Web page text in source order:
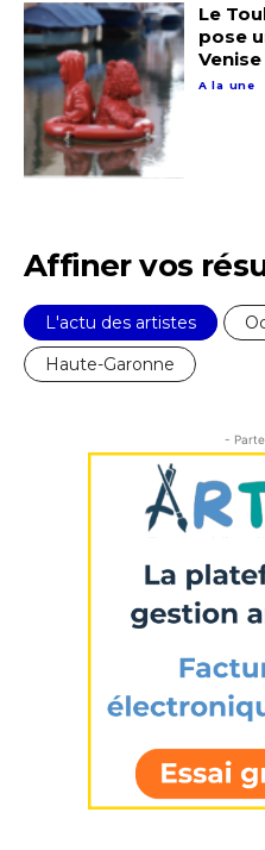
Nom
Prénom
* Champ obligatoire
Adresse email*
Nom
Prénom
J'accepte lestermes et
* Champ obligatoire
Le
pose
Venise
A la une
Affiner vos
L'actu des artistes
Haute-Garonne
-